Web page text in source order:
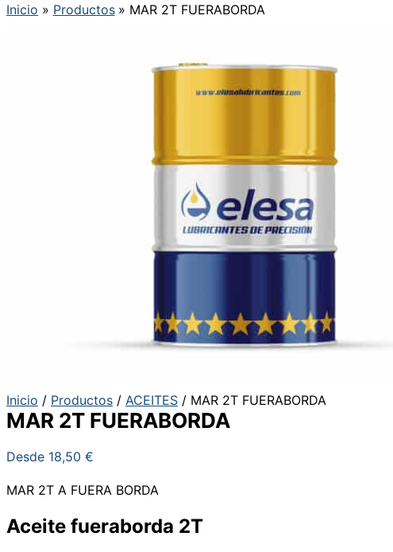
Inicio Productos MAR 2T FUERABORDA
Inicio / Productos / ACEITES / MAR 2T FUERABORDA
MAR 2T FUERABORDA
Desde 18,50 €
MAR 2T A FUERA BORDA
Aceite fueraborda 2T